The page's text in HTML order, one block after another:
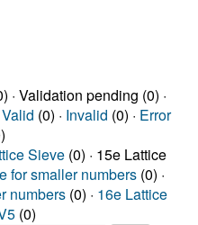
· Validation pending (0) ·
Valid (0) · Invalid (0) · Error
Sieve (0) · 15e Lattice
for smaller numbers (0) ·
numbers (0) · 16e Lattice
(0)